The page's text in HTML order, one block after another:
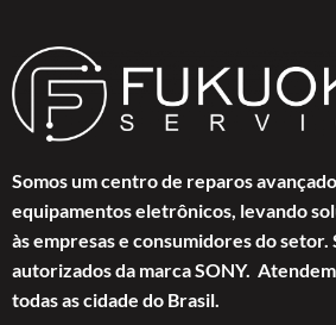
Somos um centro de reparos
equipamentos eletrônicos, levando
às empresas e consumidores do setor.
autorizados da marca SONY.
todas as cidade do Brasil.